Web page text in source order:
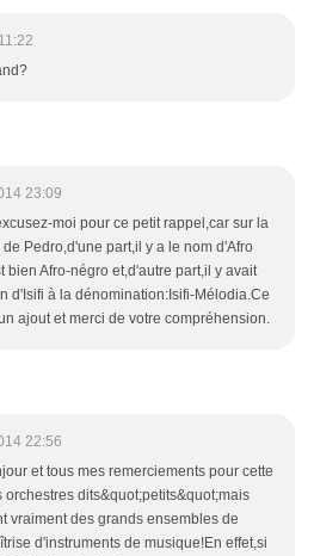
23:09
moi pour ce petit rappel,car sur la
de Pedro,d'une part,il y a le nom d'Afro
bien Afro-négro et,d'autre part,il y avait
d'Isifi à la dénomination:Isifi-Mélodia.Ce
ajout et merci de votre compréhension.
22:56
et tous mes remerciements pour cette
orchestres dits&quot;petits&quot;mais
vraiment des grands ensembles de
d'instruments de musique!En effet,si